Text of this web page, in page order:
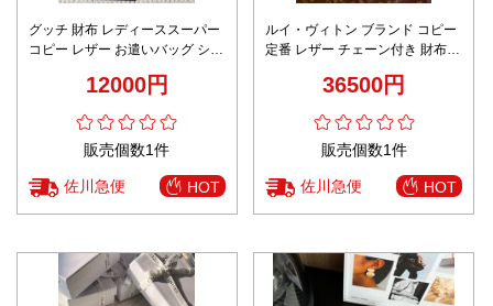
グッチ 財布 レディーススーパー
コピー レザー お遣いバッグ シン
12000円
販売個数1件
佐川急便 HOT
ルイ・ヴィトン ブランド コピー
定番 レザー チェーン付き 財布
ディテール 安心サイト 秘密厳守
36500円
販売個数1件
佐川急便 HOT